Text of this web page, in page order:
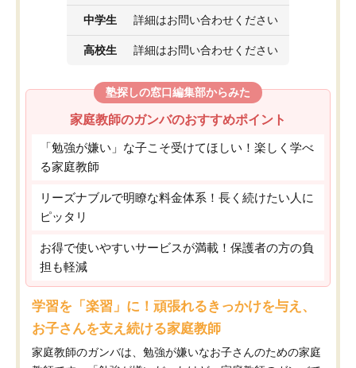
中学生 詳細はお問い合わせください
高校生 詳細はお問い合わせください
塾探しの窓口編集部からみた
家庭教師のガンバのおすすめポイント
「勉強が嫌い」な子こそ受けてほしい！楽しく学べ
る家庭教師
リーズナブルで明瞭な料金体系！長く続けたい人に
ピッタリ
お得で使いやすいサービスが満載！保護者の方の負
担も軽減
学習を「楽習」に！頑張れるきっかけを与え、
お子さんを支え続ける家庭教師
家庭教師のガンバは、勉強が嫌いなお子さんのための家庭